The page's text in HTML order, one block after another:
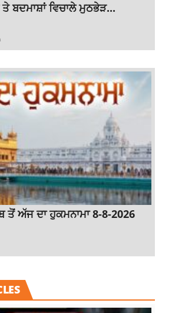
ਬਦਮਾਸ਼ਾਂ ਵਿਚਾਲੇ ਮੁਠਭੇੜ...
ਤੋਂ ਅੱਜ ਦਾ ਹੁਕਮਨਾਮਾ 8-8-2026